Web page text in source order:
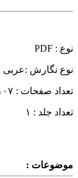
نوع : PDF
نوع نگارش :عربی
تعداد صفحات : ۱۰۷
تعداد جلد : ۱
موضوعات :